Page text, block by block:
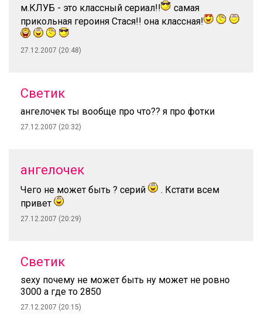
м.КЛУБ - это классный сериал!!
самая
прикольная героиня Стася!! она классная!
27.12.2007 (20:48)
Светик
ангелочек ты вообще про что?? я про фотки
27.12.2007 (20:32)
ангелочек
Чего не может быть ? серий
. Кстати всем
привет
27.12.2007 (20:29)
Светик
sexy почему не может быть ну может не ровно
3000 а где то 2850
27.12.2007 (20:15)